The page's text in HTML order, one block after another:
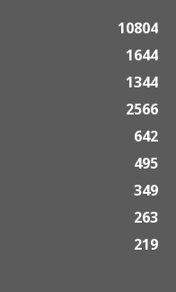
10804
1644
1344
2566
642
495
349
263
219